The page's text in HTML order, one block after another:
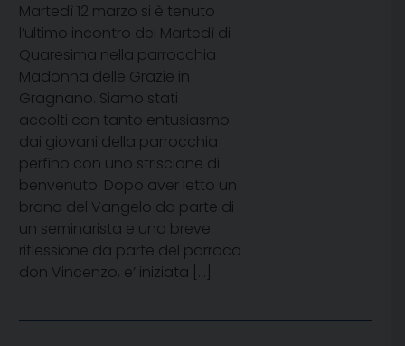
Martedì 12 marzo si è tenuto
l’ultimo incontro dei Martedì di
Quaresima nella parrocchia
Madonna delle Grazie in
Gragnano. Siamo stati
accolti con tanto entusiasmo
dai giovani della parrocchia
perfino con uno striscione di
benvenuto. Dopo aver letto un
brano del Vangelo da parte di
un seminarista e una breve
riflessione da parte del parroco
don Vincenzo, e’ iniziata […]